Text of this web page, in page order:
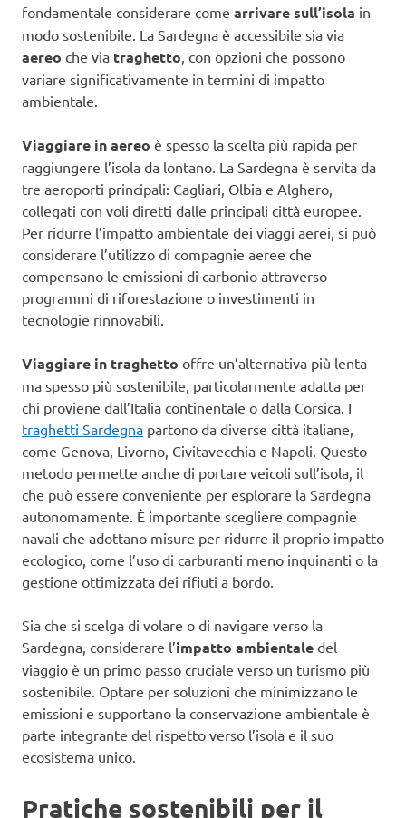
fondamentale considerare come arrivare sull’isola in
modo sostenibile. La Sardegna è accessibile sia via
aereo che via traghetto , con opzioni che possono
variare significativamente in termini di impatto
ambientale.
Viaggiare in aereo è spesso la scelta più rapida per
raggiungere l’isola da lontano. La Sardegna è servita da
tre aeroporti principali: Cagliari, Olbia e Alghero,
collegati con voli diretti dalle principali città europee.
Per ridurre l’impatto ambientale dei viaggi aerei, si può
considerare l’utilizzo di compagnie aeree che
compensano le emissioni di carbonio attraverso
programmi di riforestazione o investimenti in
tecnologie rinnovabili.
Viaggiare in traghetto offre un’alternativa più lenta
ma spesso più sostenibile, particolarmente adatta per
chi proviene dall’Italia continentale o dalla Corsica. I
traghetti Sardegna partono da diverse città italiane,
come Genova, Livorno, Civitavecchia e Napoli. Questo
metodo permette anche di portare veicoli sull’isola, il
che può essere conveniente per esplorare la Sardegna
autonomamente. È importante scegliere compagnie
navali che adottano misure per ridurre il proprio impatto
ecologico, come l’uso di carburanti meno inquinanti o la
gestione ottimizzata dei rifiuti a bordo.
Sia che si scelga di volare o di navigare verso la
Sardegna, considerare l’impatto ambientale del
viaggio è un primo passo cruciale verso un turismo più
sostenibile. Optare per soluzioni che minimizzano le
emissioni e supportano la conservazione ambientale è
parte integrante del rispetto verso l’isola e il suo
ecosistema unico.
Pratiche sostenibili per il